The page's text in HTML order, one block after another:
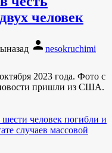
человек
person nesokruchimi
2023 года. Фото с
пришли из США.